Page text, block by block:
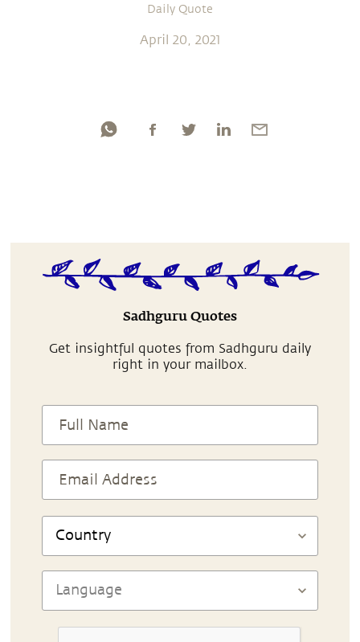
Daily Quote
April 20, 2021
Sadhguru Quotes
Get insightful quotes from Sadhguru daily
right in your mailbox.